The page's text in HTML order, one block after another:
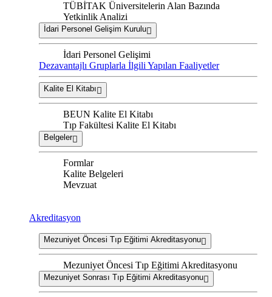
TÜBİTAK Üniversitelerin Alan Bazında
Yetkinlik Analizi
İdari Personel Gelişim Kurulu
İdari Personel Gelişimi
Dezavantajlı Gruplarla İlgili Yapılan Faaliyetler
Kalite El Kitabı
BEUN Kalite El Kitabı
Tıp Fakültesi Kalite El Kitabı
Belgeler
Formlar
Kalite Belgeleri
Mevzuat
Akreditasyon
Mezuniyet Öncesi Tıp Eğitimi Akreditasyonu
Mezuniyet Öncesi Tıp Eğitimi Akreditasyonu
Mezuniyet Sonrası Tıp Eğitimi Akreditasyonu